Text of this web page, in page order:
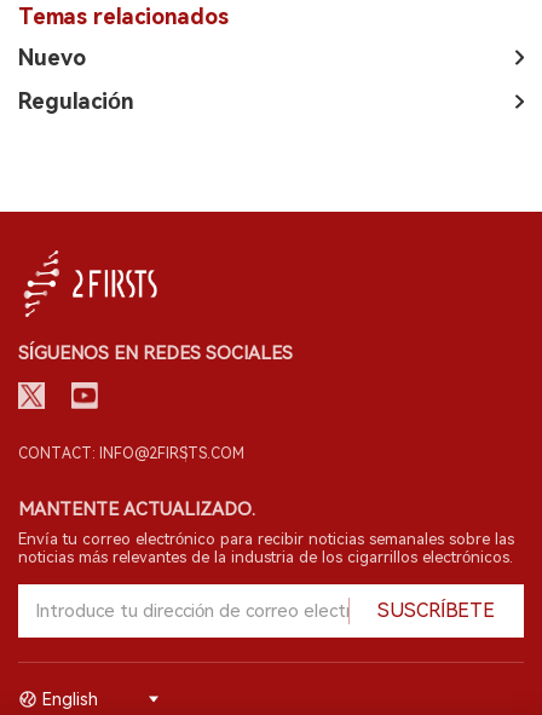
Temas relacionados
Nuevo
Regulación
SÍGUENOS EN REDES SOCIALES
CONTACT: INFO@2FIRSTS.COM
MANTENTE ACTUALIZADO.
Envía tu correo electrónico para recibir noticias semanales sobre las
noticias más relevantes de la industria de los cigarrillos electrónicos.
SUSCRÍBETE
English